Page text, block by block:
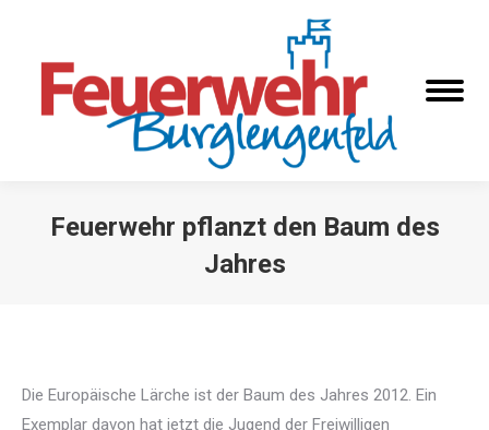
Feuerwehr pflanzt den Baum des
Jahres
Die Europäische Lärche ist der Baum des Jahres 2012. Ein
Exemplar davon hat jetzt die Jugend der Freiwilligen